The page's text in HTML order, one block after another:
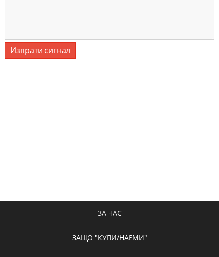
Изпрати сигнал
ЗА НАС
ЗАЩО "КУПИ/НАЕМИ"